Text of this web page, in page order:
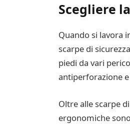
Scegliere
Quando si lavora
scarpe di
piedi da vari
antiperforazione
Oltre alle scarpe
ergonomiche